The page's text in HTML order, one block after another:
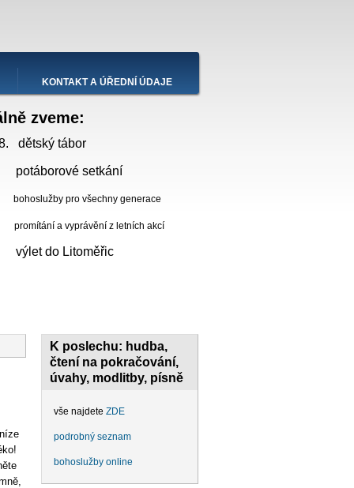
KONTAKT A ÚŘEDNÍ ÚDAJE
zveme:
dětský tábor
setkání
bohoslužby pro všechny generace
a vyprávění z letních akcí
výlet do Litoměřic
K poslechu: hudba,
čtení na pokračování,
úvahy, modlitby, písně
vše najdete ZDE
podrobný seznam
bohoslužby online